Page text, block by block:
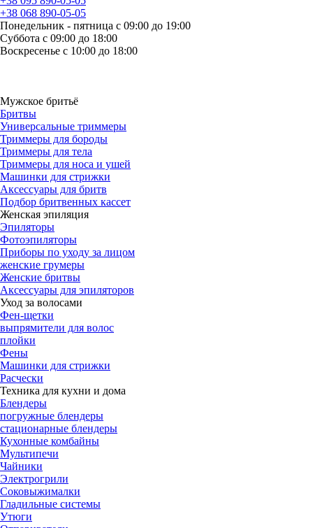
+38 068 890-05-05
Понедельник - пятница с 09:00 до 19:00
Суббота с 09:00 до 18:00
Воскресенье с 10:00 до 18:00
Мужское бритьё
Бритвы
Универсальные триммеры
Триммеры для бороды
Триммеры для тела
Триммеры для носа и ушей
Машинки для стрижки
Аксессуары для бритв
Подбор бритвенных кассет
Женская эпиляция
Эпиляторы
Фотоэпиляторы
Приборы по уходу за лицом
женские грумеры
Женские бритвы
Аксессуары для эпиляторов
Уход за волосами
Фен-щетки
выпрямители для волос
плойки
Фены
Машинки для стрижки
Расчески
Техника для кухни и дома
Блендеры
погружные блендеры
стационарные блендеры
Кухонные комбайны
Мультипечи
Чайники
Электрогрили
Соковыжималки
Гладильные системы
Утюги